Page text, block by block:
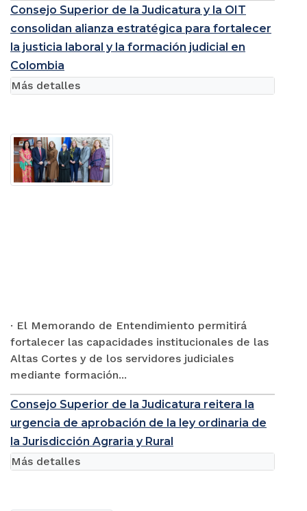
Consejo Superior de la Judicatura y la OIT
consolidan alianza estratégica para fortalecer
la justicia laboral y la formación judicial en
Colombia
· El Memorando de Entendimiento permitirá
fortalecer las capacidades institucionales de las
Altas Cortes y de los servidores judiciales
mediante formación...
Más detalles
Consejo Superior de la Judicatura reitera la
urgencia de aprobación de la ley ordinaria de
la Jurisdicción Agraria y Rural
Más detalles